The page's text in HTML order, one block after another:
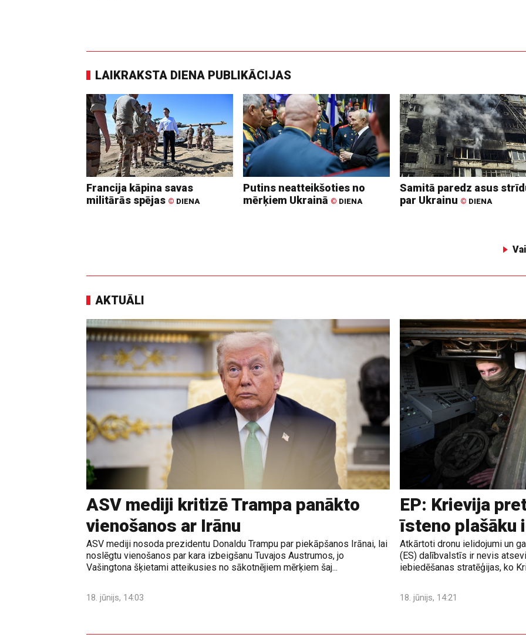
LAIKRAKSTA DIENA PUBLIKĀCIJAS
Francija kāpina savas
militārās spējas © DIENA
Putins neatteikšoties no
mērķiem Ukrainā © DIENA
Samitā paredz asus
par Ukrainu © DIENA
AKTUĀLI
ASV mediji kritizē Trampa panākto
vienošanos ar Irānu
ASV mediji nosoda prezidentu Donaldu Trampu par piekāpšanos Irānai, lai
noslēgtu vienošanos par kara izbeigšanu Tuvajos Austrumos, jo
Vašingtona šķietami atteikusies no sākotnējiem mērķiem šaj...
18. jūnijs, 14:03
EP: Krievija
īsteno plašāku
Atkārtoti dronu ielidojumi un
(ES) dalībvalstīs ir nevis
iebiedēšanas stratēģijas, ko
18. jūnijs, 14:21